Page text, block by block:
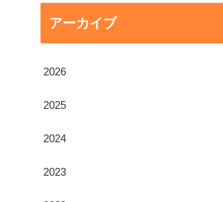
アーカイブ
2026
2025
2024
2023